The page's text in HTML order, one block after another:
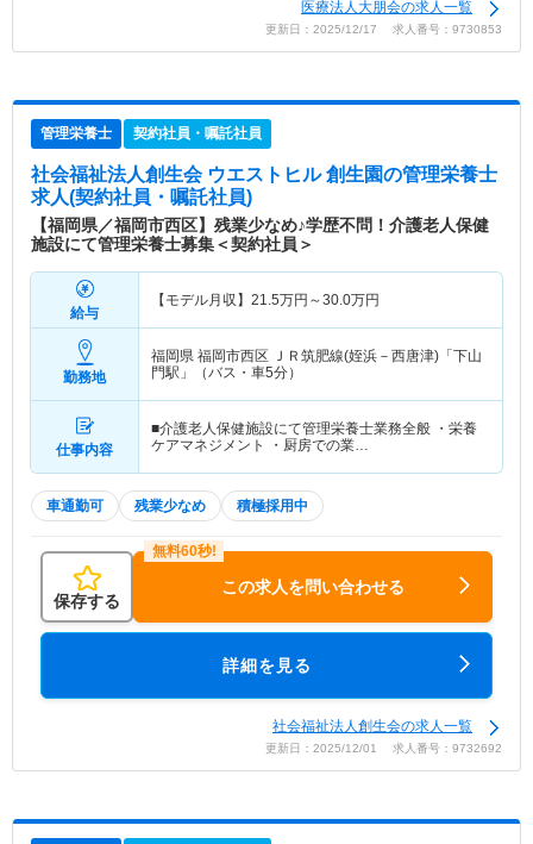
医療法人大朋会の求人一覧
更新日：2025/12/17 求人番号：9730853
管理栄養士 契約社員・嘱託社員
社会福祉法人創生会 ウエストヒル 創生園の管理栄養士
求人(契約社員・嘱託社員)
【福岡県／福岡市西区】残業少なめ♪学歴不問！介護老人保健
施設にて管理栄養士募集＜契約社員＞
給与
【モデル月収】 21.5万円～30.0万円
勤務地
福岡県 福岡市西区 ＪＲ筑肥線(姪浜－西唐津)「下山
門駅」（バス・車5分）
仕事内容
■介護老人保健施設にて管理栄養士業務全般 ・栄養
ケアマネジメント ・厨房での業…
車通勤可 残業少なめ 積極採用中
保存する
この求人を問い合わせる
詳細を見る
社会福祉法人創生会の求人一覧
更新日：2025/12/01 求人番号：9732692